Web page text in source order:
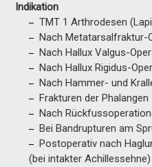
Indikation
TMT 1 Arthrodesen
Nach Metatarsalfraktur-
Nach Hallux Valgus-
Nach Hallux Rigidus-
Nach Hammer- und
Frakturen der Phalangen
Nach
Bei Bandrupturen am
Postoperativ nach
(bei intakter Achillessehne)